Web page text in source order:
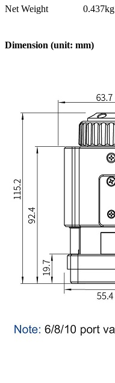
Net Weight
0.437kg
Dimension (unit: mm)